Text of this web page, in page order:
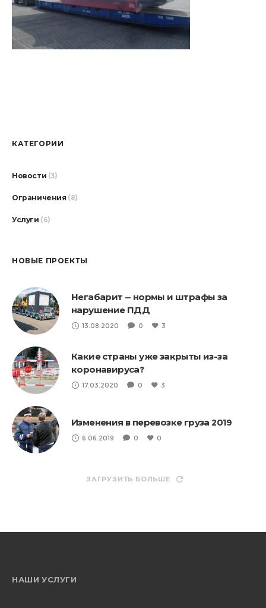
КАТЕГОРИИ
Новости (3)
Ограничения (8)
Услуги (6)
НОВЫЕ ПРОЕКТЫ
Негабарит — нормы и штрафы за
нарушение ПДД
13.08.2020 0 3
Какие страны уже закрыты из-за
коронавируса?
17.03.2020 0 3
Изменения в перевозке груза 2019
6.06.2019 0 0
ЗАГРУЗИТЬ БОЛЬШЕ
НАШИ УСЛУГИ